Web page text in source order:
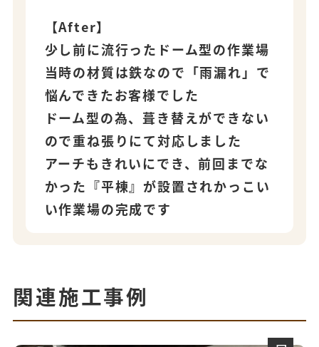
【After】
少し前に流行ったドーム型の作業場
当時の材質は鉄なので「雨漏れ」で
悩んできたお客様でした
ドーム型の為、葺き替えができない
ので重ね張りにて対応しました
アーチもきれいにでき、前回までな
かった『平棟』が設置されかっこい
い作業場の完成です
関連施工事例